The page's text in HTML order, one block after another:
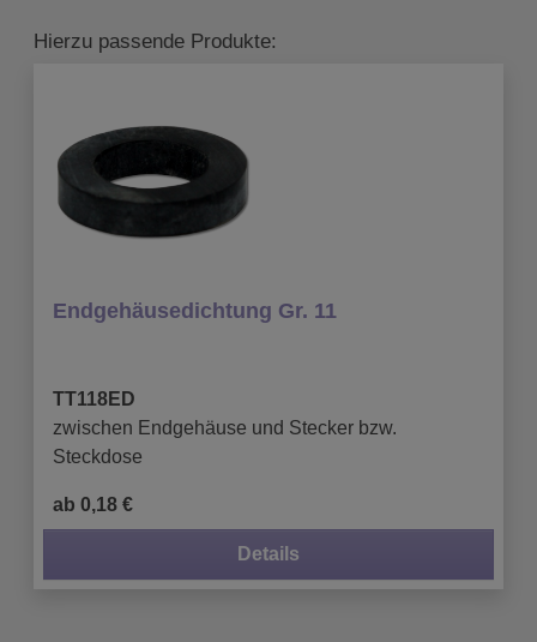
Hierzu passende Produkte:
Endgehäusedichtung Gr. 11
TT118ED
zwischen Endgehäuse und Stecker bzw.
Steckdose
ab 0,18 €
Details